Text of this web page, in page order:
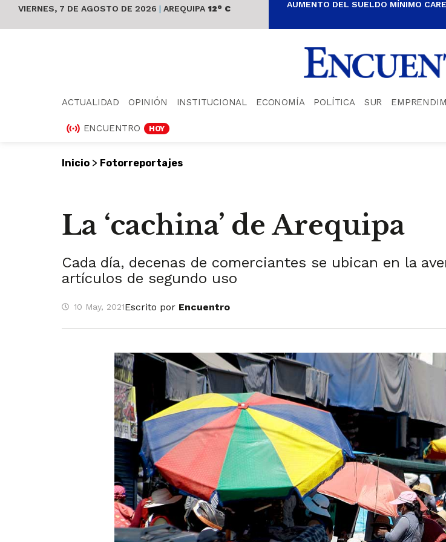
VIERNES, 7 DE AGOSTO DE 2026 | AREQUIPA 12° C AUMENTO DEL SUELDO MÍNIMO
ACTUALIDAD OPINIÓN INSTITUCIONAL ECONOMÍA POLÍTICA SUR
ENCUENTRO HOY
Inicio > Fotorreportajes
La ‘cachina’ de Arequipa
Cada día, decenas de comerciantes se ubican en la
artículos de segundo uso
10 May, 2021Escrito por Encuentro